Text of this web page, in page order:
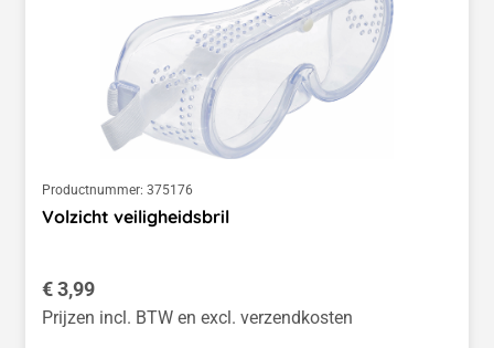
Productnummer: 375176
Volzicht veiligheidsbril
Normale prijs:
€ 3,99
Prijzen incl. BTW en excl. verzendkosten